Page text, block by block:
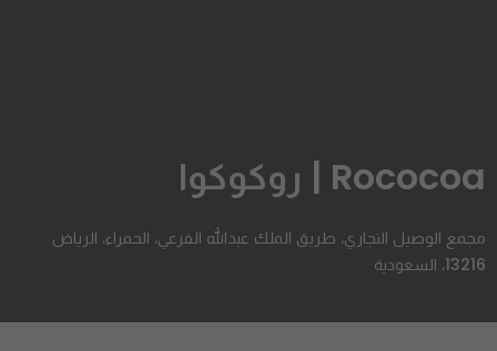
Rococoa | روكوكوا
مجمع الوصيل التجاري، طريق الملك عبدالله الفرعي، الحمراء، الرياض
13216، السعودية